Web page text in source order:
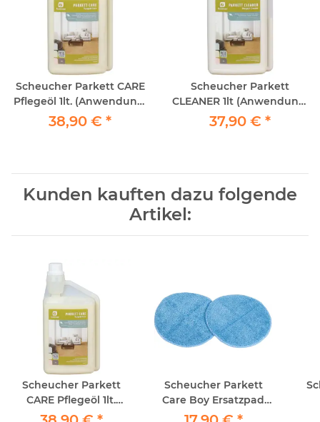
Scheucher Parkett CARE
Pflegeöl 1lt. (Anwendung:
manuell oder mit
Scheucher CareBoy)
38,90 € *
Scheucher Parkett
CLEANER 1lt (Anwendung:
manuell oder mit
Scheucher CareBoy)
37,90 € *
Kunden kauften dazu folgende
Artikel:
Scheucher Parkett
CARE Pflegeöl 1lt.
(Anwendung: manuell
Scheucher Parkett
Care Boy Ersatzpad
BLAU (2Stück)